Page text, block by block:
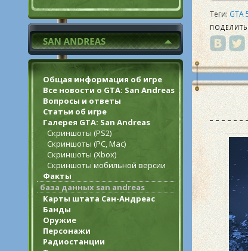
Общая информация об игре
Все новости о GTA: San Andreas
Вопросы и ответы
Статьи об игре
Галерея GTA: San Andreas
Скриншоты (PS2)
Скриншоты (PC, Mac)
Скриншоты (Xbox)
Скриншоты мобильной версии
Факты
база данных san andreas
Карты штата Сан-Андреас
Банды
Оружие
Персонажи
Радиостанции
Теги: GTA